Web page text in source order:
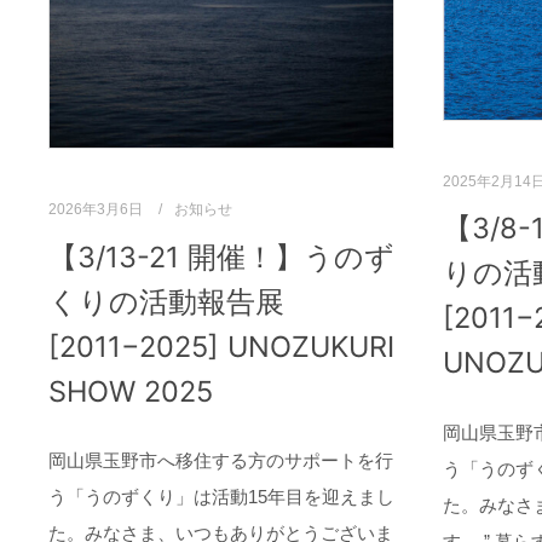
2026年3月6日 お知らせ
【3/13-21 開催！】うのず
くりの活動報告展
[2011−2025] UNOZUKURI
SHOW 2025
岡山県玉野市へ移住する方のサポートを行
う「うのずくり」は活動15年目を迎えまし
た。みなさま、いつもありがとうございま
2025年2月14
【3/
りの
岡山県玉野
う「うのず
た。みなさ